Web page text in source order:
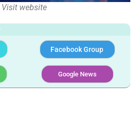
Visit website
Facebook Group
Google News